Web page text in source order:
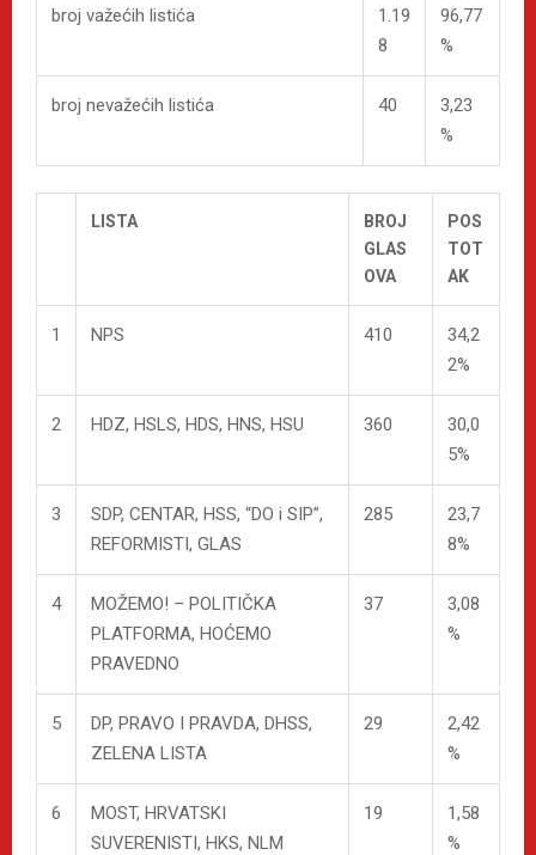
broj važećih listića
1.19
8
96,77
%
broj nevažećih listića 40
3,23
%
LISTA
BROJ
GLAS
OVA
POS
TOT
AK
1 NPS 410
34,2
2%
2 HDZ, HSLS, HDS, HNS, HSU 360
30,0
5%
3
SDP, CENTAR, HSS, “DO i SIP”,
REFORMISTI, GLAS
285
23,7
8%
4
MOŽEMO! – POLITIČKA
PLATFORMA, HOĆEMO
PRAVEDNO
37
3,08
%
5
DP, PRAVO I PRAVDA, DHSS,
ZELENA LISTA
29
2,42
%
6
MOST, HRVATSKI
SUVERENISTI, HKS, NLM
19
1,58
%